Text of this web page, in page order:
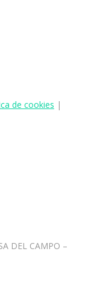
de cookies |
DEL CAMPO –